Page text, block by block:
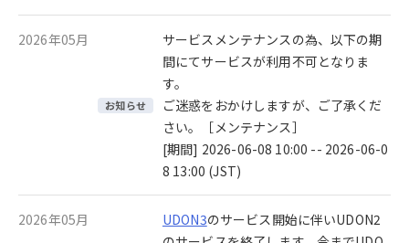
2026年05月
お知らせ
サービスメンテナンスの為、以下の期
間にてサービスが利用不可となりま
す。
ご迷惑をおかけしますが、ご了承くだ
さい。［メンテナンス］
[期間] 2026-06-08 10:00 -- 2026-06-0
8 13:00 (JST)
2026年05月 UDON3のサービス開始に伴いUDON2